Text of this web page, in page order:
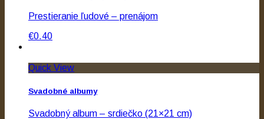
Prestieranie ľudové – prenájom
€0.40
Quick View
Svadobné albumy
Svadobný album – srdiečko (21×21 cm)